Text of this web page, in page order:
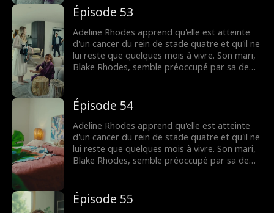
croqueuse de diamants calculatrice, et elle
pense qu'il ne l'a jamais aimée. Tout change
lorsque Blake apprend qu'Adeline est
mourante, mais il est peut-être trop tard
pour lui dire que c'est elle qu'il a aimée
pendant tout ce temps.
Épisode 53
Adeline Rhodes apprend qu'elle est atteinte
d'un cancer du rein de stade quatre et qu'il ne
lui reste que quelques mois à vivre. Son mari,
Blake Rhodes, semble préoccupé par sa demi-
croqueuse de diamants calculatrice, et elle
pense qu'il ne l'a jamais aimée. Tout change
lorsque Blake apprend qu'Adeline est
mourante, mais il est peut-être trop tard
pour lui dire que c'est elle qu'il a aimée
pendant tout ce temps.
Épisode 54
Adeline Rhodes apprend qu'elle est atteinte
d'un cancer du rein de stade quatre et qu'il ne
lui reste que quelques mois à vivre. Son mari,
Blake Rhodes, semble préoccupé par sa demi-
croqueuse de diamants calculatrice, et elle
pense qu'il ne l'a jamais aimée. Tout change
Épisode 55